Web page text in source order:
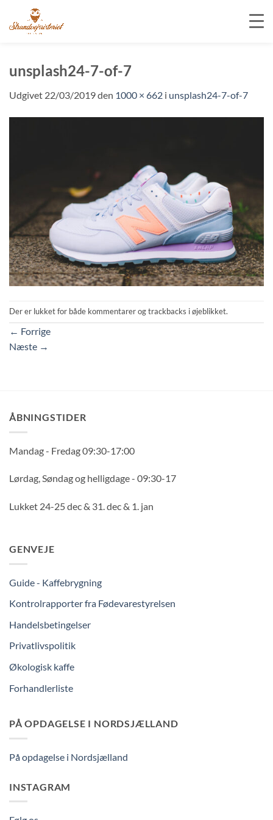
indhold
unsplash24-7-of-7
Udgivet 22/03/2019den 1000 × 662 i unsplash24-7-of-7
Der er lukket for både kommentarer og trackbacks i øjeblikket.
← Forrige
Næste →
ÅBNINGSTIDER
Mandag - Fredag 09:30-17:00
Lørdag, Søndag og helligdage - 09:30-17
Lukket 24-25 dec & 31. dec & 1. jan
GENVEJE
Guide - Kaffebrygning
Kontrolrapporter fra Fødevarestyrelsen
Handelsbetingelser
Privatlivspolitik
Økologisk kaffe
Forhandlerliste
PÅ OPDAGELSE I NORDSJÆLLAND
På opdagelse i Nordsjælland
INSTAGRAM